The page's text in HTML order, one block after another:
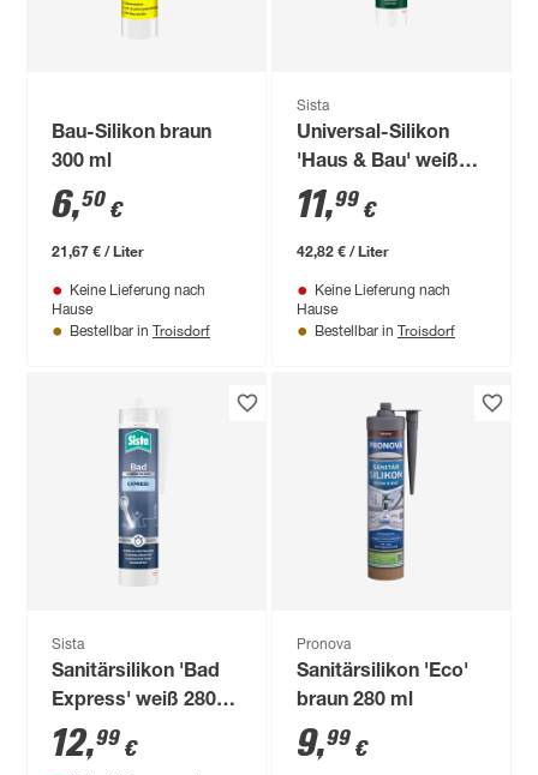
Bau-Silikon braun
300 ml
6,50 €
21,67 € / Liter
Keine Lieferung nach
Hause
Bestellbar in Troisdorf
Sista
Universal-Silikon
'Haus & Bau' weiß
280 ml
11,99 €
42,82 € / Liter
Keine Lieferung nach
Hause
Bestellbar in Troisdorf
Sista
Sanitärsilikon 'Bad
Express' weiß 280
ml
12,99 €
Pronova
Sanitärsilikon 'Eco'
braun 280 ml
9,99 €